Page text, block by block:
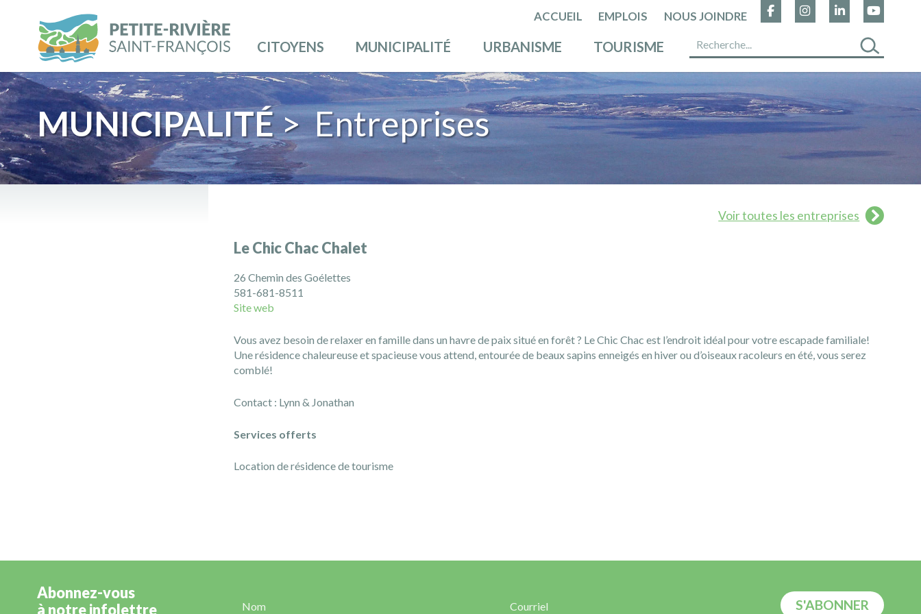
ACCUEIL EMPLOIS NOUS JOINDRE
CITOYENS MUNICIPALITÉ URBANISME TOURISME
MUNICIPALITÉ> Entreprises
Voir toutes les entreprises
Le Chic Chac Chalet
26 Chemin des Goélettes
581-681-8511
Site web
Vous avez besoin de relaxer en famille dans un havre de paix situé en forêt ? Le Chic Chac est l’endroit idéal pour votre escapade familiale!
Une résidence chaleureuse et spacieuse vous attend, entourée de beaux sapins enneigés en hiver ou d’oiseaux racoleurs en été, vous serez
comblé!
Contact : Lynn & Jonathan
Services offerts
Location de résidence de tourisme
Abonnez-vous
à notre infolettre